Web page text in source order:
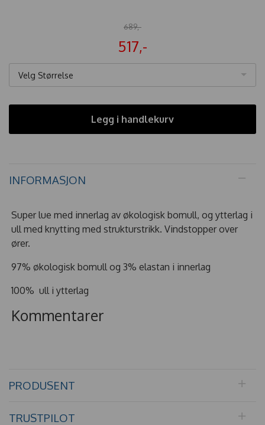
689,-
517,-
Velg Størrelse
Legg i handlekurv
INFORMASJON
Super lue med innerlag av økologisk bomull, og ytterlag i
ull med knytting med strukturstrikk. Vindstopper over
ører.
97% økologisk bomull og 3% elastan i innerlag
100% ull i ytterlag
Kommentarer
PRODUSENT
TRUSTPILOT